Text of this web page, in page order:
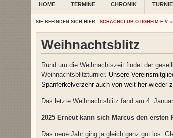
HOME TERMINE CHRONIK
SIE BEFINDEN SICH HIER : SCHACHCLUB ÖTIGHEIM E.V.
Weihnachtsblitz
Rund um die Weihnachtszeit findet der
Weihnachtsblitzturnier. Unsere
Spanferkelverzehr auch von weit her wieder
Das letzte Weihnachtsblitz fand am 4.
2025 Erneut kann sich Marcus den ersten
Das neue Jahr ging ja gleich ganz gut los.